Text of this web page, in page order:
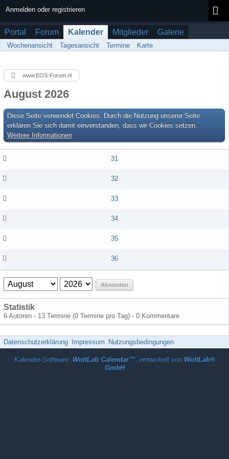
Anmelden oder registrieren
Portal Forum Kalender Mitglieder Galerie
Wochenansicht Tagesansicht Termine Karte
www.EOS-Forum.nl
August 2026
Diese Seite verwendet Cookies. Durch die Nutzung unserer Seite
erklären Sie sich damit einverstanden, dass wir Cookies setzen.
Weitere Informationen
31
32
33
34
35
36
Absenden
Statistik
6 Autoren - 13 Termine (0 Termine pro Tag) - 0 Kommentare
Datenschutzerklärung Impressum Nutzungsbedingungen
Kalender-Software: WoltLab Calendar™, entwickelt von WoltLab®
GmbH